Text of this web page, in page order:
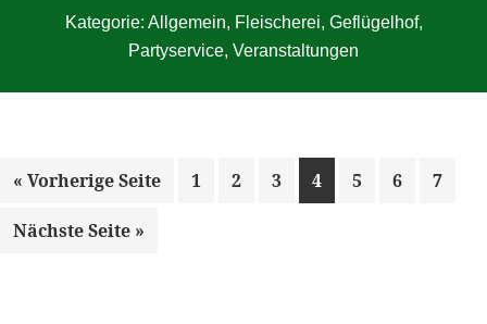
Kategorie: Allgemein, Fleischerei, Geflügelhof,
Partyservice, Veranstaltungen
« Vorherige Seiteaufrufen
Seite
1 Seite
2 Seite
3 Seite
4 Seite
5 Seite
6 Seite
7
Nächste Seite aufrufen
»